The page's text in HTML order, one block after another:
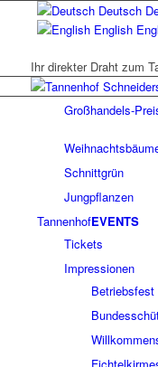
Deutsch
English
Ihr direkter Draht zum
Großhandels-
Schnittgrün
Jungpflanzen
TannenhofEVENTS
Tickets
Impressionen
Betriebsfest